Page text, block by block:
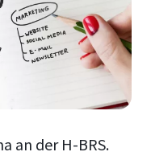
an der H-BRS.